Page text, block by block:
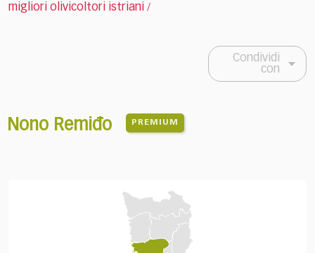
migliori olivicoltori istriani /
Condividi
con
Nono Remiđo PREMIUM